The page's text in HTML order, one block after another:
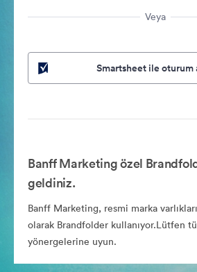
Veya
Smartsheet ile oturum
Banff Marketing özel
geldiniz.
Banff Marketing, resmi marka
olarak Brandfolder kullanıyor.Lütfen
yönergelerine uyun.